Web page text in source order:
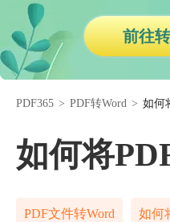
前往
PDF365 > PDF转Word > 如何
如何将
PDF文件转Word 如何